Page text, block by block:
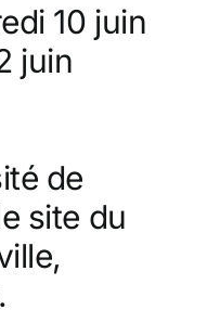
10 juin
juin
de
site du